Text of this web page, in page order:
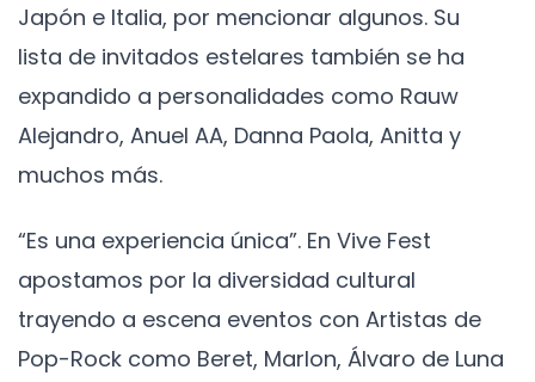
Japón e Italia, por mencionar algunos. Su
lista de invitados estelares también se ha
expandido a personalidades como Rauw
Alejandro, Anuel AA, Danna Paola, Anitta y
muchos más.
“Es una experiencia única”. En Vive Fest
apostamos por la diversidad cultural
trayendo a escena eventos con Artistas de
Pop-Rock como Beret, Marlon, Álvaro de Luna